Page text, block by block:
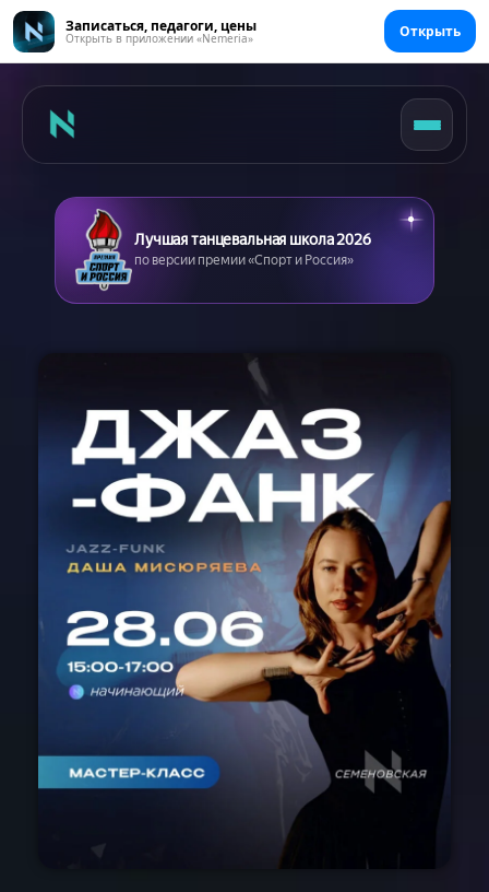
Записаться, педагоги, цены
Открыть в приложении «Nemeria» Открыть
Главная
Цены
Абонементы
Сертификаты
Съемка танцев
Девичник
Расписание
Спец-курсы
Курсы с нуля
Сочи 2024
Направления
Сочи 2024
Лагерь дети
Лучшая танцевальная школа 2026
по версии премии «Спорт и Россия»